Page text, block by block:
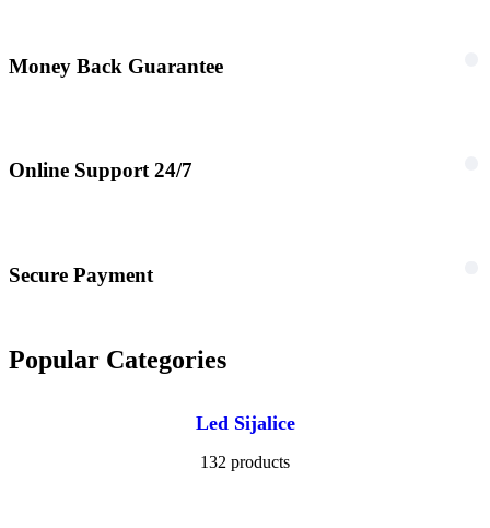
Money Back Guarantee
Online Support 24/7
Secure Payment
Popular Categories
Led Sijalice
132 products